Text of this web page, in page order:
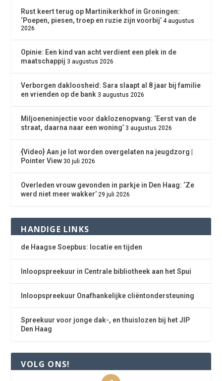
Rust keert terug op Martinikerkhof in Groningen:
‘Poepen, piesen, troep en ruzie zijn voorbij’ 4 augustus
2026
Opinie: Een kind van acht verdient een plek in de
maatschappij 3 augustus 2026
Verborgen dakloosheid: Sara slaapt al 8 jaar bij familie
en vrienden op de bank 3 augustus 2026
Miljoeneninjectie voor daklozenopvang: ‘Eerst van de
straat, daarna naar een woning’ 3 augustus 2026
{Video} Aan je lot worden overgelaten na jeugdzorg |
Pointer View 30 juli 2026
Overleden vrouw gevonden in parkje in Den Haag: ‘Ze
werd niet meer wakker’ 29 juli 2026
HANDIGE LINKS
de Haagse Soepbus: locatie en tijden
Inloopspreekuur in Centrale bibliotheek aan het Spui
Inloopspreekuur Onafhankelijke cliëntondersteuning
Spreekuur voor jonge dak-, en thuislozen bij het JIP
Den Haag
VOLG ONS!